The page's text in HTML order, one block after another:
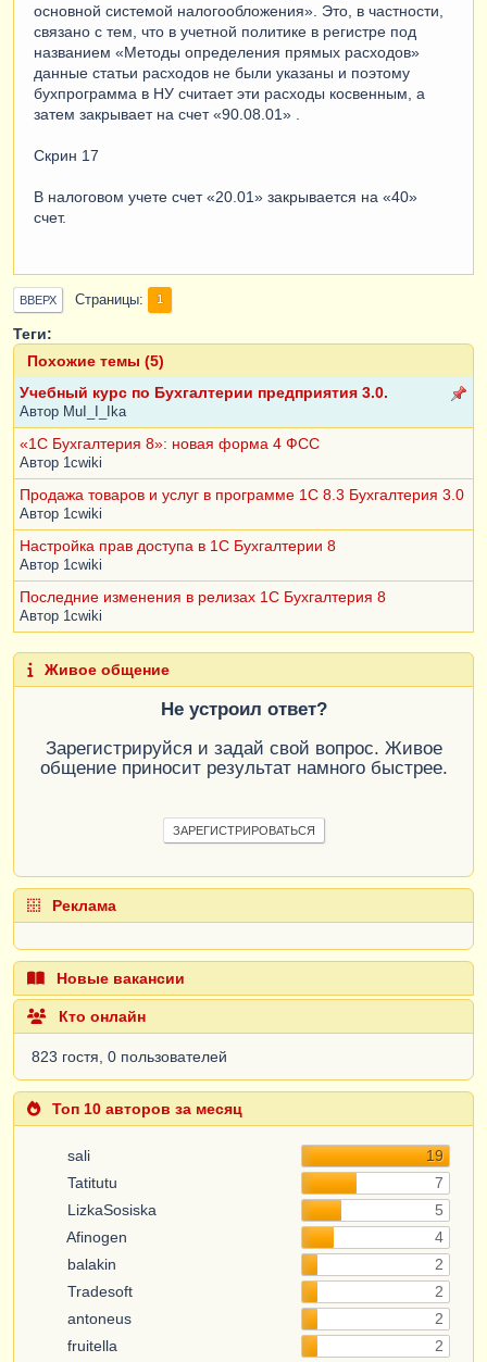
основной системой налогообложения». Это, в частности,
связано с тем, что в учетной политике в регистре под
названием «Методы определения прямых расходов»
данные статьи расходов не были указаны и поэтому
бухпрограмма в НУ считает эти расходы косвенным, а
затем закрывает на счет «90.08.01» .
Скрин 17
В налоговом учете счет «20.01» закрывается на «40»
счет.
ВВЕРХ Страницы 1
Теги:
Похожие темы (5)
Учебный курс по Бухгалтерии предприятия 3.0.
Автор MuI_I_Ika
«1С Бухгалтерия 8»: новая форма 4 ФСС
Автор 1cwiki
Продажа товаров и услуг в программе 1С 8.3 Бухгалтерия 3.0
Автор 1cwiki
Настройка прав доступа в 1С Бухгалтерии 8
Автор 1cwiki
Последние изменения в релизах 1С Бухгалтерия 8
Автор 1cwiki
Живое общение
Не устроил ответ?
Зарегистрируйся и задай свой вопрос. Живое
общение приносит результат намного быстрее.
ЗАРЕГИСТРИРОВАТЬСЯ
Реклама
Новые вакансии
Кто онлайн
823 гостя, 0 пользователей
Топ 10 авторов за месяц
sali
19
Tatitutu
7
LizkaSosiska
5
Afinogen
4
balakin
2
Tradesoft
2
antoneus
2
fruitella
2